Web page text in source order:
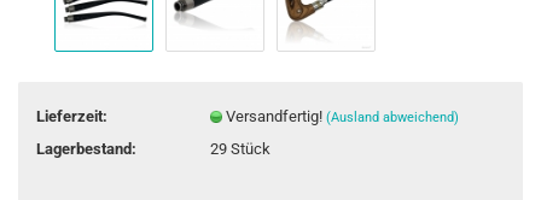
Lieferzeit: Versandfertig!(Ausland abweichend)
Lagerbestand: 29Stück